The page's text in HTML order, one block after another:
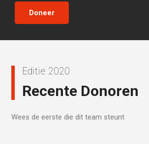
Editie 2020
Recente Donoren
Wees de eerste die dit team steunt